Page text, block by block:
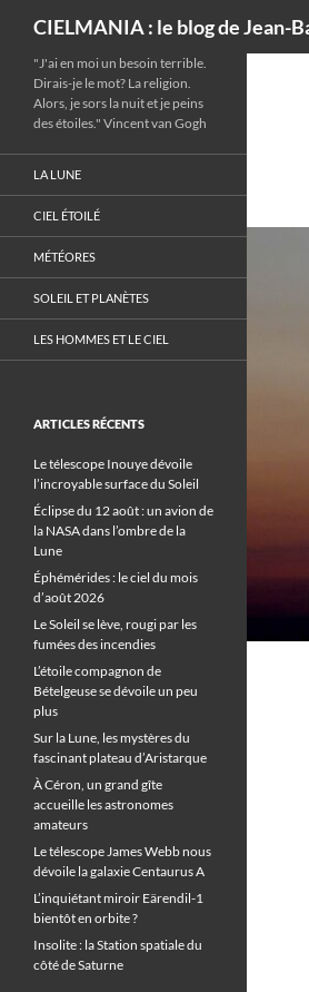
CIELMANIA : le blog de Jean-
"J'ai en moi un besoin terrible.
Dirais-je le mot? La religion.
Alors, je sors la nuit et je peins
des étoiles." Vincent van Gogh
LA LUNE
CIEL ÉTOILÉ
MÉTÉORES
SOLEIL ET PLANÈTES
LES HOMMES ET LE CIEL
ARTICLES RÉCENTS
Le télescope Inouye dévoile
l’incroyable surface du Soleil
Éclipse du 12 août : un avion de
la NASA dans l’ombre de la
Lune
Éphémérides : le ciel du mois
d’août 2026
Le Soleil se lève, rougi par les
fumées des incendies
L’étoile compagnon de
Bételgeuse se dévoile un peu
plus
Sur la Lune, les mystères du
fascinant plateau d’Aristarque
À Céron, un grand gîte
accueille les astronomes
amateurs
Le télescope James Webb nous
dévoile la galaxie Centaurus A
L’inquiétant miroir Eärendil-1
bientôt en orbite ?
Insolite : la Station spatiale du
côté de Saturne